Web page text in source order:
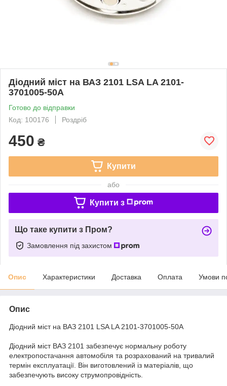
Діодний міст на ВАЗ 2101 LSA LA 2101-
3701005-50A
Готово до відправки
Код: 100176
Роздріб
450 ₴
Купити
або
Купити з
Що таке купити з Пром?
Замовлення під захистом
Опис Характеристики Доставка Оплата Умови
Опис
Діодний міст на ВАЗ 2101 LSA LA 2101-3701005-50A
Діодний міст ВАЗ 2101 забезпечує нормальну роботу
електропостачання автомобіля та розрахований на тривалий
термін експлуатації. Він виготовлений із матеріалів, що
забезпечують високу струмопровідність.